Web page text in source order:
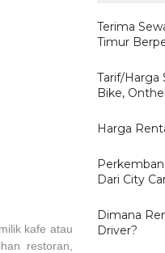
kafe atau
restoran,
Terima
Timur
Tarif/Harga
Bike,
Harga
Dari City
Dimana
Driver?